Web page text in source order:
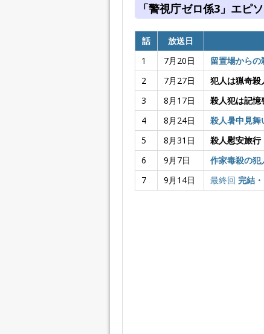
「警視庁ゼロ係3」エピ
話 放送日
1
7月20日 留置場からの
2
7月27日 犯人は猟奇殺
3
8月17日 殺人犯は記
4
8月24日 殺人暑中見舞
5
8月31日 殺人慰安旅行
6
9月7日 作家毒殺の
7
9月14日 最終回 完結